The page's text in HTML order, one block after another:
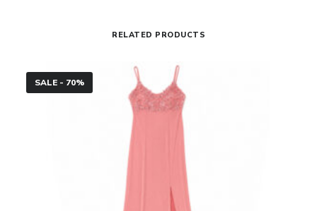
RELATED PRODUCTS
Abito
SALE - 70%